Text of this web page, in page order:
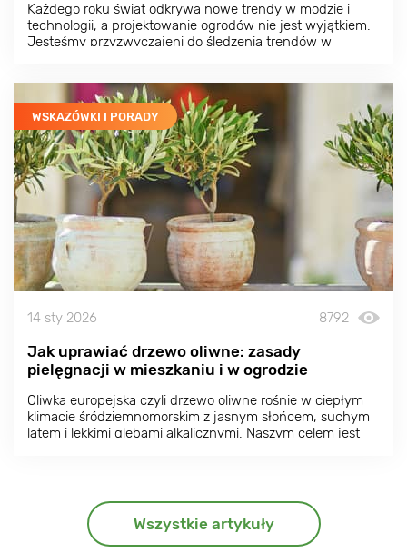
Każdego roku świat odkrywa nowe trendy w modzie i
technologii, a projektowanie ogrodów nie jest wyjątkiem.
Jesteśmy przyzwyczajeni do śledzenia trendów w
WSKAZÓWKI I PORADY
14 sty 2026 8792
Jak uprawiać drzewo oliwne: zasady
pielęgnacji w mieszkaniu i w ogrodzie
Oliwka europejska czyli drzewo oliwne rośnie w ciepłym
klimacie śródziemnomorskim z jasnym słońcem, suchym
latem i lekkimi glebami alkalicznymi. Naszym celem jest
Wszystkie artykuły